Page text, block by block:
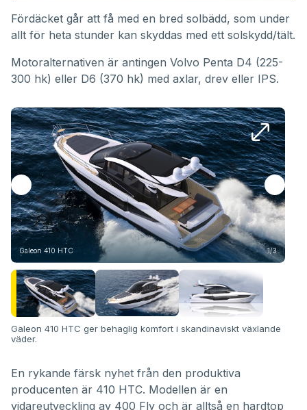
Fördäcket går att få med en bred solbädd, som under
allt för heta stunder kan skyddas med ett solskydd/tält.
Motoralternativen är antingen Volvo Penta D4 (225-
300 hk) eller D6 (370 hk) med axlar, drev eller IPS.
Galeon 410 HTC 1/3
Galeon 410 HTC ger behaglig komfort i skandinaviskt växlande
väder.
En rykande färsk nyhet från den produktiva
producenten är 410 HTC. Modellen är en
vidareutveckling av 400 Fly och är alltså en hardtop